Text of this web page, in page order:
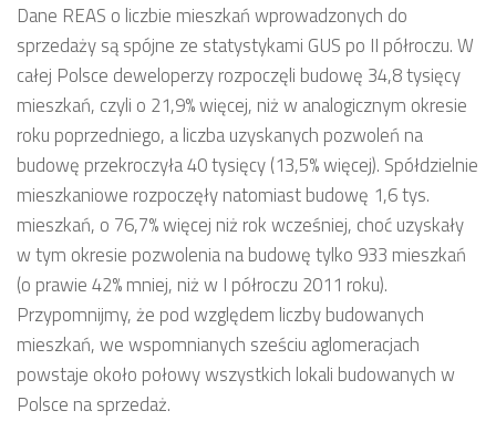
Dane REAS o liczbie mieszkań wprowadzonych do
sprzedaży są spójne ze statystykami GUS po II półroczu. W
całej Polsce deweloperzy rozpoczęli budowę 34,8 tysięcy
mieszkań, czyli o 21,9% więcej, niż w analogicznym okresie
roku poprzedniego, a liczba uzyskanych pozwoleń na
budowę przekroczyła 40 tysięcy (13,5% więcej). Spółdzielnie
mieszkaniowe rozpoczęły natomiast budowę 1,6 tys.
mieszkań, o 76,7% więcej niż rok wcześniej, choć uzyskały
w tym okresie pozwolenia na budowę tylko 933 mieszkań
(o prawie 42% mniej, niż w I półroczu 2011 roku).
Przypomnijmy, że pod względem liczby budowanych
mieszkań, we wspomnianych sześciu aglomeracjach
powstaje około połowy wszystkich lokali budowanych w
Polsce na sprzedaż.